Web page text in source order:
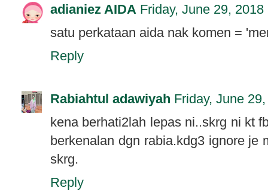
adianiez AIDA Friday, June 29, 2018
satu perkataan aida nak komen =
Reply
Rabiahtul adawiyah Friday, June
kena berhati2lah lepas ni..skrg ni kt
berkenalan dgn rabia.kdg3 ignore je
skrg.
Reply